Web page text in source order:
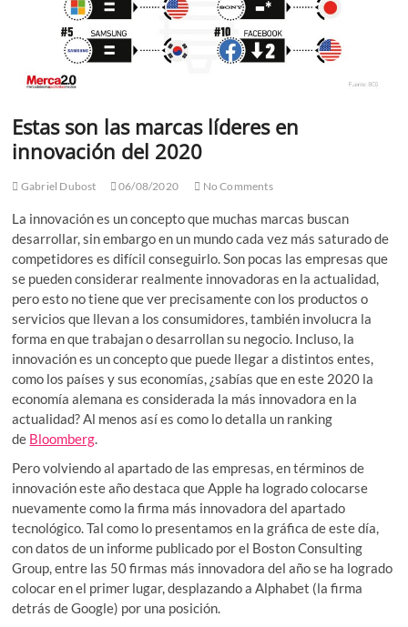
Estas son las marcas líderes en
innovación del 2020
Gabriel Dubost 06/08/2020 No Comments
La innovación es un concepto que muchas marcas buscan
desarrollar, sin embargo en un mundo cada vez más saturado de
competidores es difícil conseguirlo. Son pocas las empresas que
se pueden considerar realmente innovadoras en la actualidad,
pero esto no tiene que ver precisamente con los productos o
servicios que llevan a los consumidores, también involucra la
forma en que trabajan o desarrollan su negocio. Incluso, la
innovación es un concepto que puede llegar a distintos entes,
como los países y sus economías, ¿sabías que en este 2020 la
economía alemana es considerada la más innovadora en la
actualidad? Al menos así es como lo detalla un ranking
de Bloomberg.
Pero volviendo al apartado de las empresas, en términos de
innovación este año destaca que Apple ha logrado colocarse
nuevamente como la firma más innovadora del apartado
tecnológico. Tal como lo presentamos en la gráfica de este día,
con datos de un informe publicado por el Boston Consulting
Group, entre las 50 firmas más innovadora del año se ha logrado
colocar en el primer lugar, desplazando a Alphabet (la firma
detrás de Google) por una posición.